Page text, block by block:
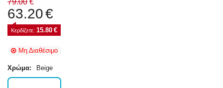
79.00 €
63.20€
Κερδίζετε: 15.80 €
Μη Διαθέσιμο
Χρώμα: Beige